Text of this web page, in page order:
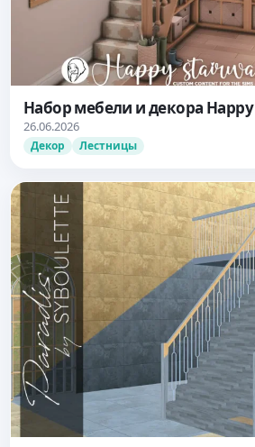
Набор мебели и декора Happy
26.06.2026
Декор Лестницы